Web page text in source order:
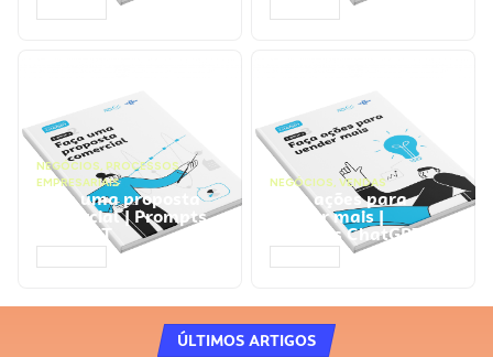
NEGÓCIOS, PROCESSOS
EMPRESARIAIS
Faça uma proposta
comercial | Prompts
ChatGPT
NEGÓCIOS, VENDAS
Faça ações para
vender mais |
Prompts ChatGPT
ÚLTIMOS ARTIGOS